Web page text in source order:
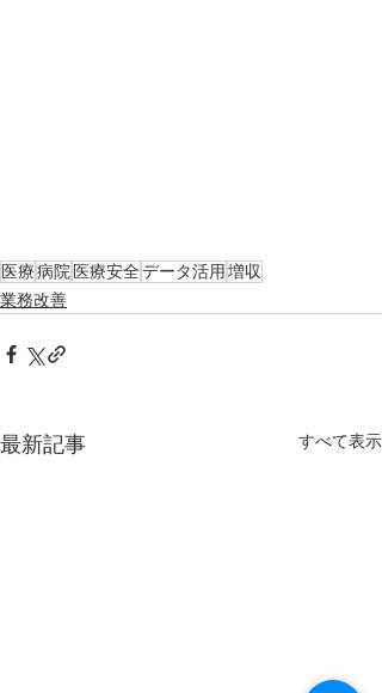
医療病院 医療安全データ活用 増収
業務改善
最新記事 すべて表示